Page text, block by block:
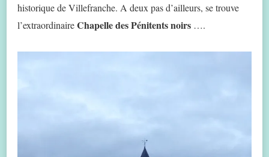
historique de Villefranche. A deux pas d’ailleurs, se trouve
l’extraordinaireChapelle des Pénitents noirs ….